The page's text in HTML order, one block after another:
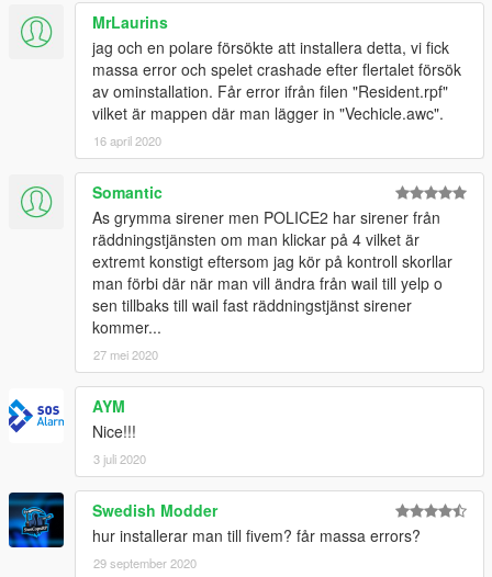
MrLaurins
jag och en polare försökte att installera detta, vi fick
massa error och spelet crashade efter flertalet försök
av ominstallation. Får error ifrån filen "Resident.rpf"
vilket är mappen där man lägger in "Vechicle.awc".
16 april 2020
Somantic
As grymma sirener men POLICE2 har sirener från
räddningstjänsten om man klickar på 4 vilket är
extremt konstigt eftersom jag kör på kontroll skorllar
man förbi där när man vill ändra från wail till yelp o
sen tillbaks till wail fast räddningstjänst sirener
kommer...
27 mei 2020
AYM
Nice!!!
3 juli 2020
Swedish Modder
hur installerar man till fivem? får massa errors?
29 september 2020